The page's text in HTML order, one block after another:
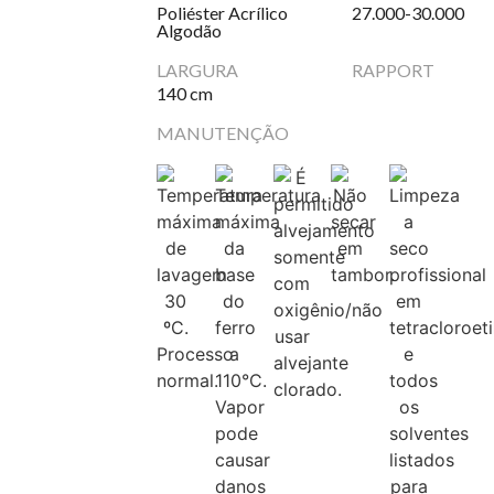
Poliéster Acrílico
Algodão
27.000-30.000
LARGURA
140 cm
RAPPORT
MANUTENÇÃO